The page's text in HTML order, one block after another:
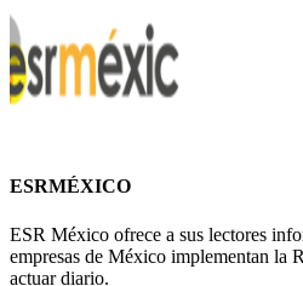
ESRMÉXICO
ESR México ofrece a sus lectores
empresas de México implementan la
actuar diario.